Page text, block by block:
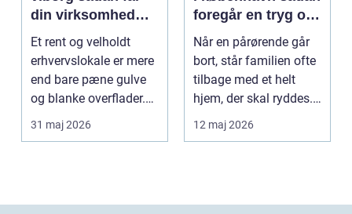
din virksomhed
mere tid og bedre
arbejdsmiljø
Et rent og velholdt
erhvervslokale er mere
end bare pæne gulve
og blanke overflader.
Rengøringen påv...
31 maj 2026
foregår en tryg og
effektiv proces
Når en pårørende går
bort, står familien ofte
tilbage med et helt
hjem, der skal ryddes.
Møbler, per...
12 maj 2026